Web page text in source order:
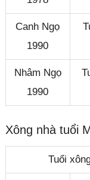
Canh Ngọ
1990
Nhâm Ngọ
1990
Xông nhà tuổi
Tuổi